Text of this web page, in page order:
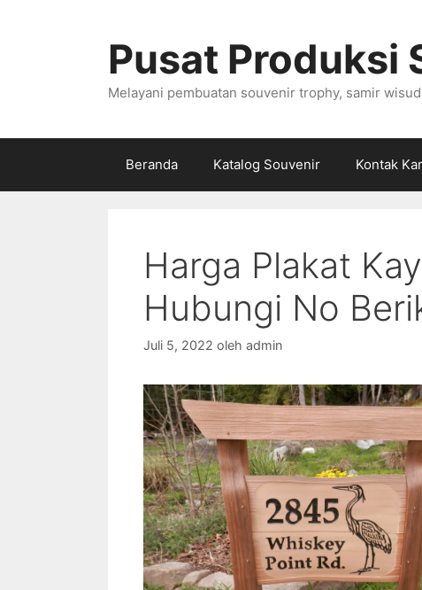
Pusat Produksi
Melayani pembuatan souvenir trophy, samir
Beranda Katalog Souvenir Kontak
Harga Plakat
Hubungi No
Juli 5, 2022 oleh admin